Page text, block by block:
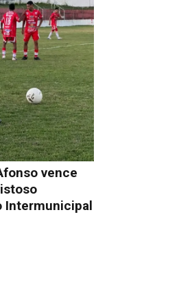
vence
Intermunicipal